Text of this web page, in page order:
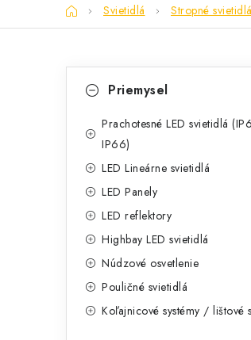
DomovSvietidlá Stropné svietidlá
kategóriePriemysel
Prachotesné LED svietidlá
IP66)
LED Lineárne svietidlá
LED Panely
LED reflektory
Highbay LED svietidlá
Núdzové osvetlenie
Pouličné svietidlá
Koľajnicové systémy / lištové